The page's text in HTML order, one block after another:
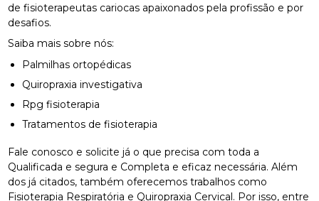
de fisioterapeutas cariocas apaixonados pela profissão e por
desafios.
Saiba mais sobre nós:
Palmilhas ortopédicas
Quiropraxia investigativa
Rpg fisioterapia
Tratamentos de fisioterapia
Fale conosco e solicite já o que precisa com toda a
Qualificada e segura e Completa e eficaz necessária. Além
dos já citados, também oferecemos trabalhos como
Fisioterapia Respiratória e Quiropraxia Cervical. Por isso, entre